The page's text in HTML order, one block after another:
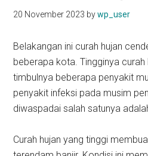
20 November 2023 bywp_user
Belakangan ini curah hujan
beberapa kota. Tingginya
timbulnya beberapa penyakit
penyakit infeksi pada musim
diwaspadai salah satunya
Curah hujan yang tinggi